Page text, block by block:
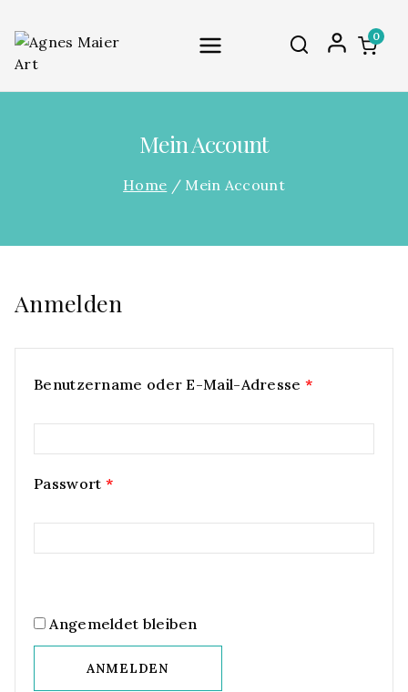
0
Mein Account
Home / Mein Account
Anmelden
Benutzername oder E-Mail-Adresse *
Passwort *
Angemeldet bleiben
ANMELDEN